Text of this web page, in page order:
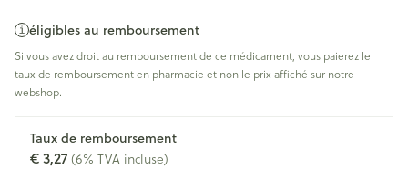
éligibles au remboursement
Si vous avez droit au remboursement de ce médicament, vous paierez le
taux de remboursement en pharmacie et non le prix affiché sur notre
webshop.
Taux de remboursement
€ 3,27 (6% TVA incluse)